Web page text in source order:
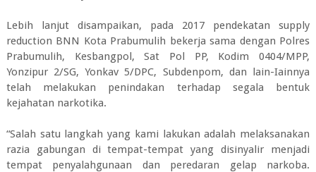
Lebih lanjut disampaikan, pada 2017 pendekatan supply
reduction BNN Kota Prabumulih bekerja sama dengan Polres
Prabumulih, Kesbangpol, Sat Pol PP, Kodim 0404/MPP,
Yonzipur 2/SG, Yonkav 5/DPC, Subdenpom, dan lain-Iainnya
telah melakukan penindakan terhadap segala bentuk
kejahatan narkotika.
“Salah satu langkah yang kami lakukan adalah melaksanakan
razia gabungan di tempat-tempat yang disinyalir menjadi
tempat penyalahgunaan dan peredaran gelap narkoba.